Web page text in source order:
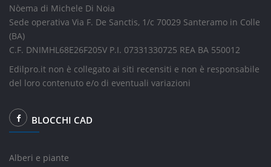
Nòema di Michele Di Noia
Sede operativa Via F. De Sanctis, 1/c 70029 Santeramo in Colle
(BA)
C.F. DNIMHL68E26F205V P.I. 07331330725 REA BA 550012
Edilpro.it non è collegato ai siti recensiti e non è responsabile
del loro contenuto e/o di eventuali variazioni
BLOCCHI CAD
Alberi e piante